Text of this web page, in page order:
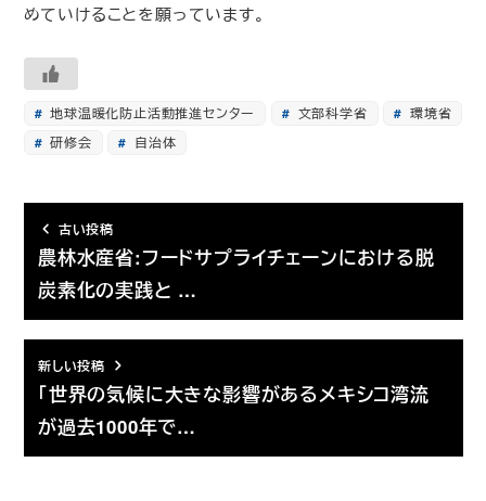
めていけることを願っています。
地球温暖化防止活動推進センター 文部科学省
環境省
研修会
自治体
古い投稿
農林水産省:フードサプライチェーンにおける脱
炭素化の実践と …
新しい投稿
「世界の気候に大きな影響があるメキシコ湾流
が過去1000年で…